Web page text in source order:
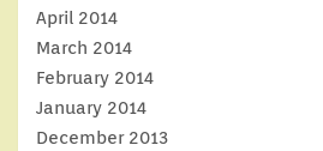
April 2014
March 2014
February 2014
January 2014
December 2013